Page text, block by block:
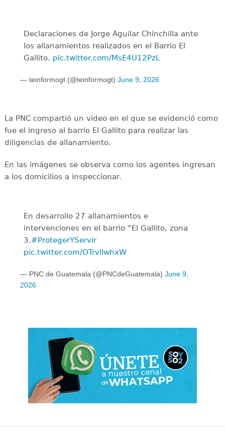
Declaraciones de Jorge Aguilar Chinchilla ante
los allanamientos realizados en el Barrio El
Gallito. pic.twitter.com/MsE4U12PzL
— teinformogt (@teinformogt) June 9, 2026
La PNC compartió un video en el que se evidenció como
fue el ingreso al barrio El Gallito para realizar las
diligencias de allanamiento.
En las imágenes se observa como los agentes ingresan
a los domicilios a inspeccionar.
En desarrollo 27 allanamientos e
intervenciones en el barrio “El Gallito, zona
3.#ProtegerYServir
pic.twitter.com/OTrvlIwhxW
— PNC de Guatemala (@PNCdeGuatemala) June 9,
2026